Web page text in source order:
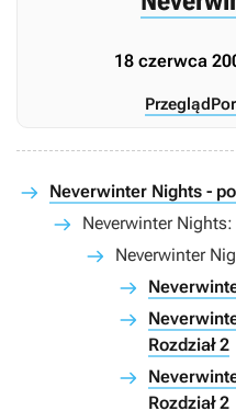
18 czerwca
Przegląd
Neverwinter Nights -
Neverwinter
Neverwinter
Rozdział 2
Rozdział 2